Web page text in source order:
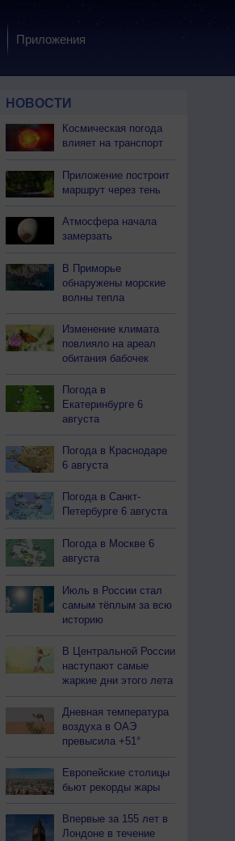
Приложения
НОВОСТИ
Космическая погода
влияет на транспорт
Приложение построит
маршрут через тень
Атмосфера начала
замерзать
В Приморье
обнаружены морские
волны тепла
Изменение климата
повлияло на ареал
обитания бабочек
Погода в
Екатеринбурге 6
августа
Погода в Краснодаре
6 августа
Погода в Санкт-
Петербурге 6 августа
Погода в Москве 6
августа
Июль в России стал
самым тёплым за всю
историю
В Центральной России
наступают самые
жаркие дни этого лета
Дневная температура
воздуха в ОАЭ
превысила +51°
Европейские столицы
бьют рекорды жары
Впервые за 155 лет в
Лондоне в течение